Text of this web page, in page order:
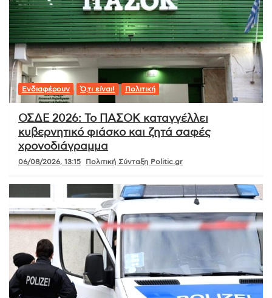
Ενδιαφέρουν Ό,τι είναι! Πολιτική
ΟΣΔΕ 2026: Το ΠΑΣΟΚ καταγγέλλει
κυβερνητικό φιάσκο και ζητά σαφές
χρονοδιάγραμμα
06/08/2026, 13:15 Πολιτική Σύνταξη Politic.gr